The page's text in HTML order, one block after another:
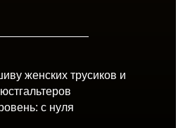
женских трусиков и
с нуля